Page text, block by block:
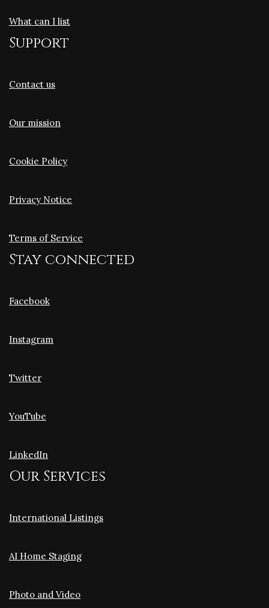
What can I list
Support
Contact us
Our mission
Cookie Policy
Privacy Notice
Terms of Service
Stay connected
Facebook
Instagram
Twitter
YouTube
LinkedIn
Our Services
International Listings
AI Home Staging
Photo and Video